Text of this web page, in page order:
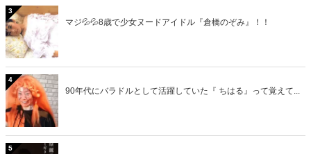
3
マジ💦💦8歳で少女ヌードアイドル『倉橋のぞみ』！！
4
90年代にバラドルとして活躍していた『 ちはる』って覚えて...
5